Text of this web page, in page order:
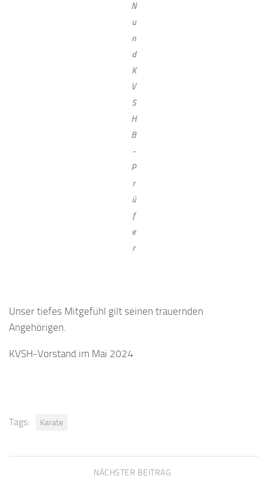
N
u
n
d
K
V
S
H
B
-
P
r
ü
f
e
r
Unser tiefes Mitgefühl gilt seinen trauernden
Angehörigen.
KVSH-Vorstand im Mai 2024
Tags: Karate
NÄCHSTER BEITRAG